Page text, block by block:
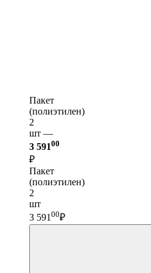
Пакет
(полиэтилен)
2
шт —
3 59100
₽
Пакет
(полиэтилен)
2
шт
3 59100₽